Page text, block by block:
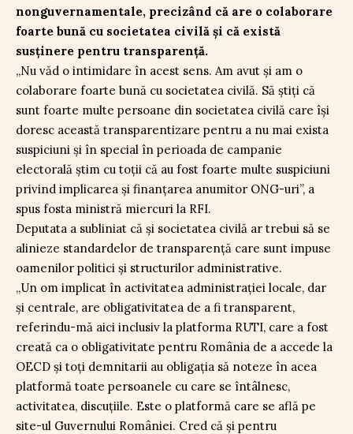
nonguvernamentale, precizând că are o colaborare
foarte bună cu societatea civilă și că există
susținere pentru transparență.
„Nu văd o intimidare în acest sens. Am avut și am o
colaborare foarte bună cu societatea civilă. Să știți că
sunt foarte multe persoane din societatea civilă care își
doresc această transparentizare pentru a nu mai exista
suspiciuni și în special în perioada de campanie
electorală știm cu toții că au fost foarte multe suspiciuni
privind implicarea și finanțarea anumitor ONG-uri”, a
spus fosta ministră miercuri la RFI.
Deputata a subliniat că și societatea civilă ar trebui să se
alinieze standardelor de transparență care sunt impuse
oamenilor politici și structurilor administrative.
„Un om implicat în activitatea administrației locale, dar
și centrale, are obligativitatea de a fi transparent,
referindu-mă aici inclusiv la platforma RUTI, care a fost
creată ca o obligativitate pentru România de a accede la
OECD și toți demnitarii au obligația să noteze în acea
platformă toate persoanele cu care se întâlnesc,
activitatea, discuțiile. Este o platformă care se află pe
site-ul Guvernului României. Cred că și pentru